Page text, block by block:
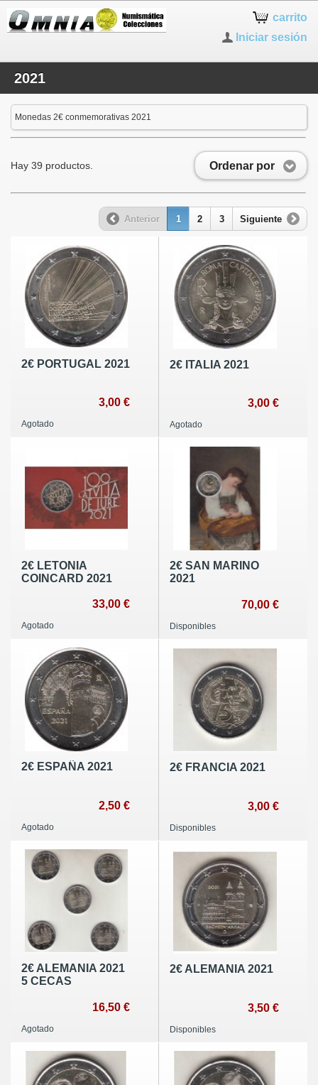
carrito
Iniciar sesión
2021
Monedas 2€ conmemorativas 2021
Ordenar por
Hay 39 productos.
Anterior 1 2 3 Siguiente
2€ PORTUGAL 2021
3,00 €
Agotado
2€ ITALIA 2021
3,00 €
Agotado
2€ LETONIA
COINCARD 2021
33,00 €
Agotado
2€ SAN MARINO
2021
70,00 €
Disponibles
2€ ESPAÑA 2021
2,50 €
Agotado
2€ FRANCIA 2021
3,00 €
Disponibles
2€ ALEMANIA 2021
5 CECAS
16,50 €
Agotado
2€ ALEMANIA 2021
3,50 €
Disponibles